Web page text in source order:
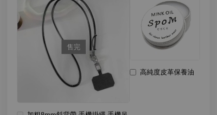
售完
高純度皮革保養油